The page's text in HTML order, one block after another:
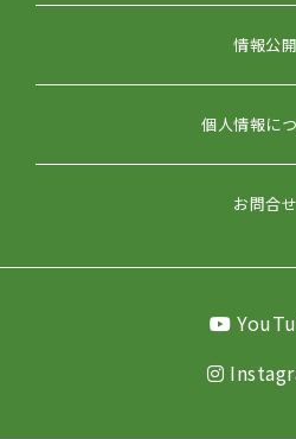
情報公開
個人情報に
お問合せ